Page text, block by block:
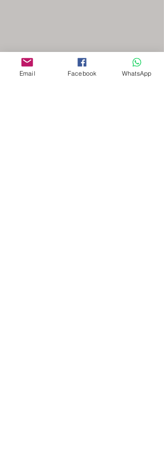
Email Facebook WhatsApp